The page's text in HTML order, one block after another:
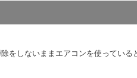
をしないままエアコンを使っている